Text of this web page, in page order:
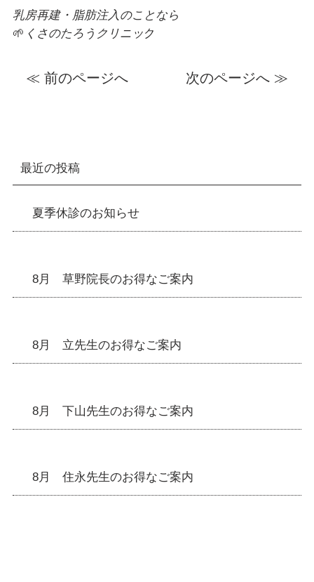
最近の投稿
夏季休診のお知らせ
8月 草野院長のお得なご案内
8月 立先生のお得なご案内
8月 下山先生のお得なご案内
8月 住永先生のお得なご案内
乳房再建・脂肪注入のことなら
🌱 くさのたろうクリニック
≪ 前のページへ 次のページへ ≫